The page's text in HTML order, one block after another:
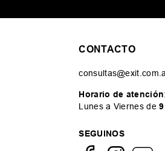
CONTACTO
Horario de atención:
Lunes a Viernes de
SEGUINOS